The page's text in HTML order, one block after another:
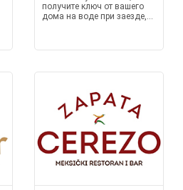
получите ключ от вашего
дома на воде при заезде,...